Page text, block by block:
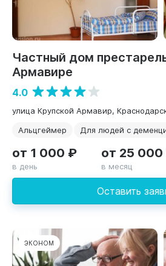
Частный дом
Армавире
4.0
улица Крупской Армавир,
Альцгеймер
Для людей с
Оставить
от 1 000 ₽
в день
от 25
в месяц
ЭКОНОМ